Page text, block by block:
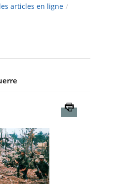
articles en ligne /